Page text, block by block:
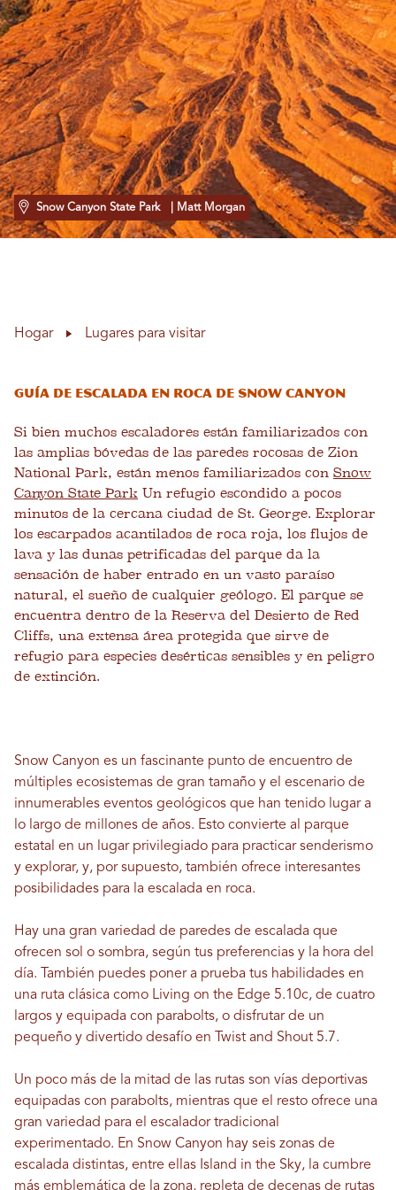
Snow Canyon State Park | Matt Morgan
Hogar Lugares para visitar
Guía de escalada en roca de Snow Canyon
Si bien muchos escaladores están familiarizados con
las amplias bóvedas de las paredes rocosas de Zion
National Park, están menos familiarizados con Snow
Canyon State Park Un refugio escondido a pocos
minutos de la cercana ciudad de St. George. Explorar
los escarpados acantilados de roca roja, los flujos de
lava y las dunas petrificadas del parque da la
sensación de haber entrado en un vasto paraíso
natural, el sueño de cualquier geólogo. El parque se
encuentra dentro de la Reserva del Desierto de Red
Cliffs, una extensa área protegida que sirve de
refugio para especies desérticas sensibles y en peligro
de extinción.
Snow Canyon es un fascinante punto de encuentro de
múltiples ecosistemas de gran tamaño y el escenario de
innumerables eventos geológicos que han tenido lugar a
lo largo de millones de años. Esto convierte al parque
estatal en un lugar privilegiado para practicar senderismo
y explorar, y, por supuesto, también ofrece interesantes
posibilidades para la escalada en roca.
Hay una gran variedad de paredes de escalada que
ofrecen sol o sombra, según tus preferencias y la hora del
día. También puedes poner a prueba tus habilidades en
una ruta clásica como Living on the Edge 5.10c, de cuatro
largos y equipada con parabolts, o disfrutar de un
pequeño y divertido desafío en Twist and Shout 5.7.
Un poco más de la mitad de las rutas son vías deportivas
equipadas con parabolts, mientras que el resto ofrece una
gran variedad para el escalador tradicional
experimentado. En Snow Canyon hay seis zonas de
escalada distintas, entre ellas Island in the Sky, la cumbre
más emblemática de la zona, repleta de decenas de rutas